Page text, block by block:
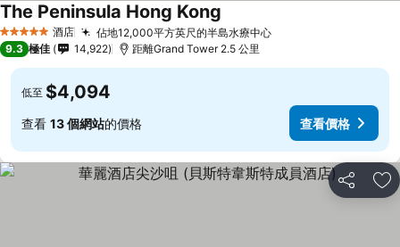
5 星級 酒店 佔地12,000平方英尺的半島水療中心
The Peninsula Hong Kong
9.3 極佳 14,922 距離Grand Tower 2.5 公里
低至 $4,094
查看 13 個網站的價格 查看價格
分享 放